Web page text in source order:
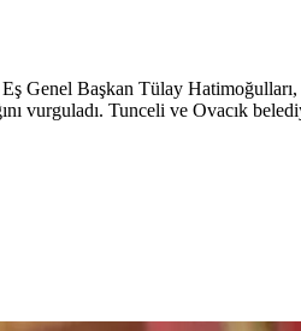
Genel Başkan Tülay
vurguladı. Tunceli ve Ovacık